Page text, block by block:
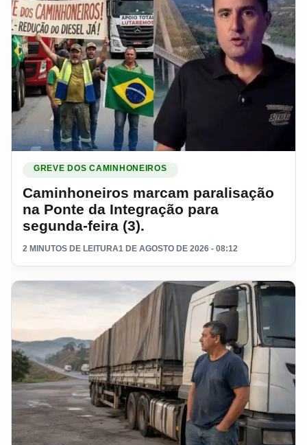
GREVE DOS CAMINHONEIROS
Caminhoneiros marcam paralisação
na Ponte da Integração para
segunda-feira (3).
2 MINUTOS DE LEITURA1 DE AGOSTO DE 2026 - 08:12